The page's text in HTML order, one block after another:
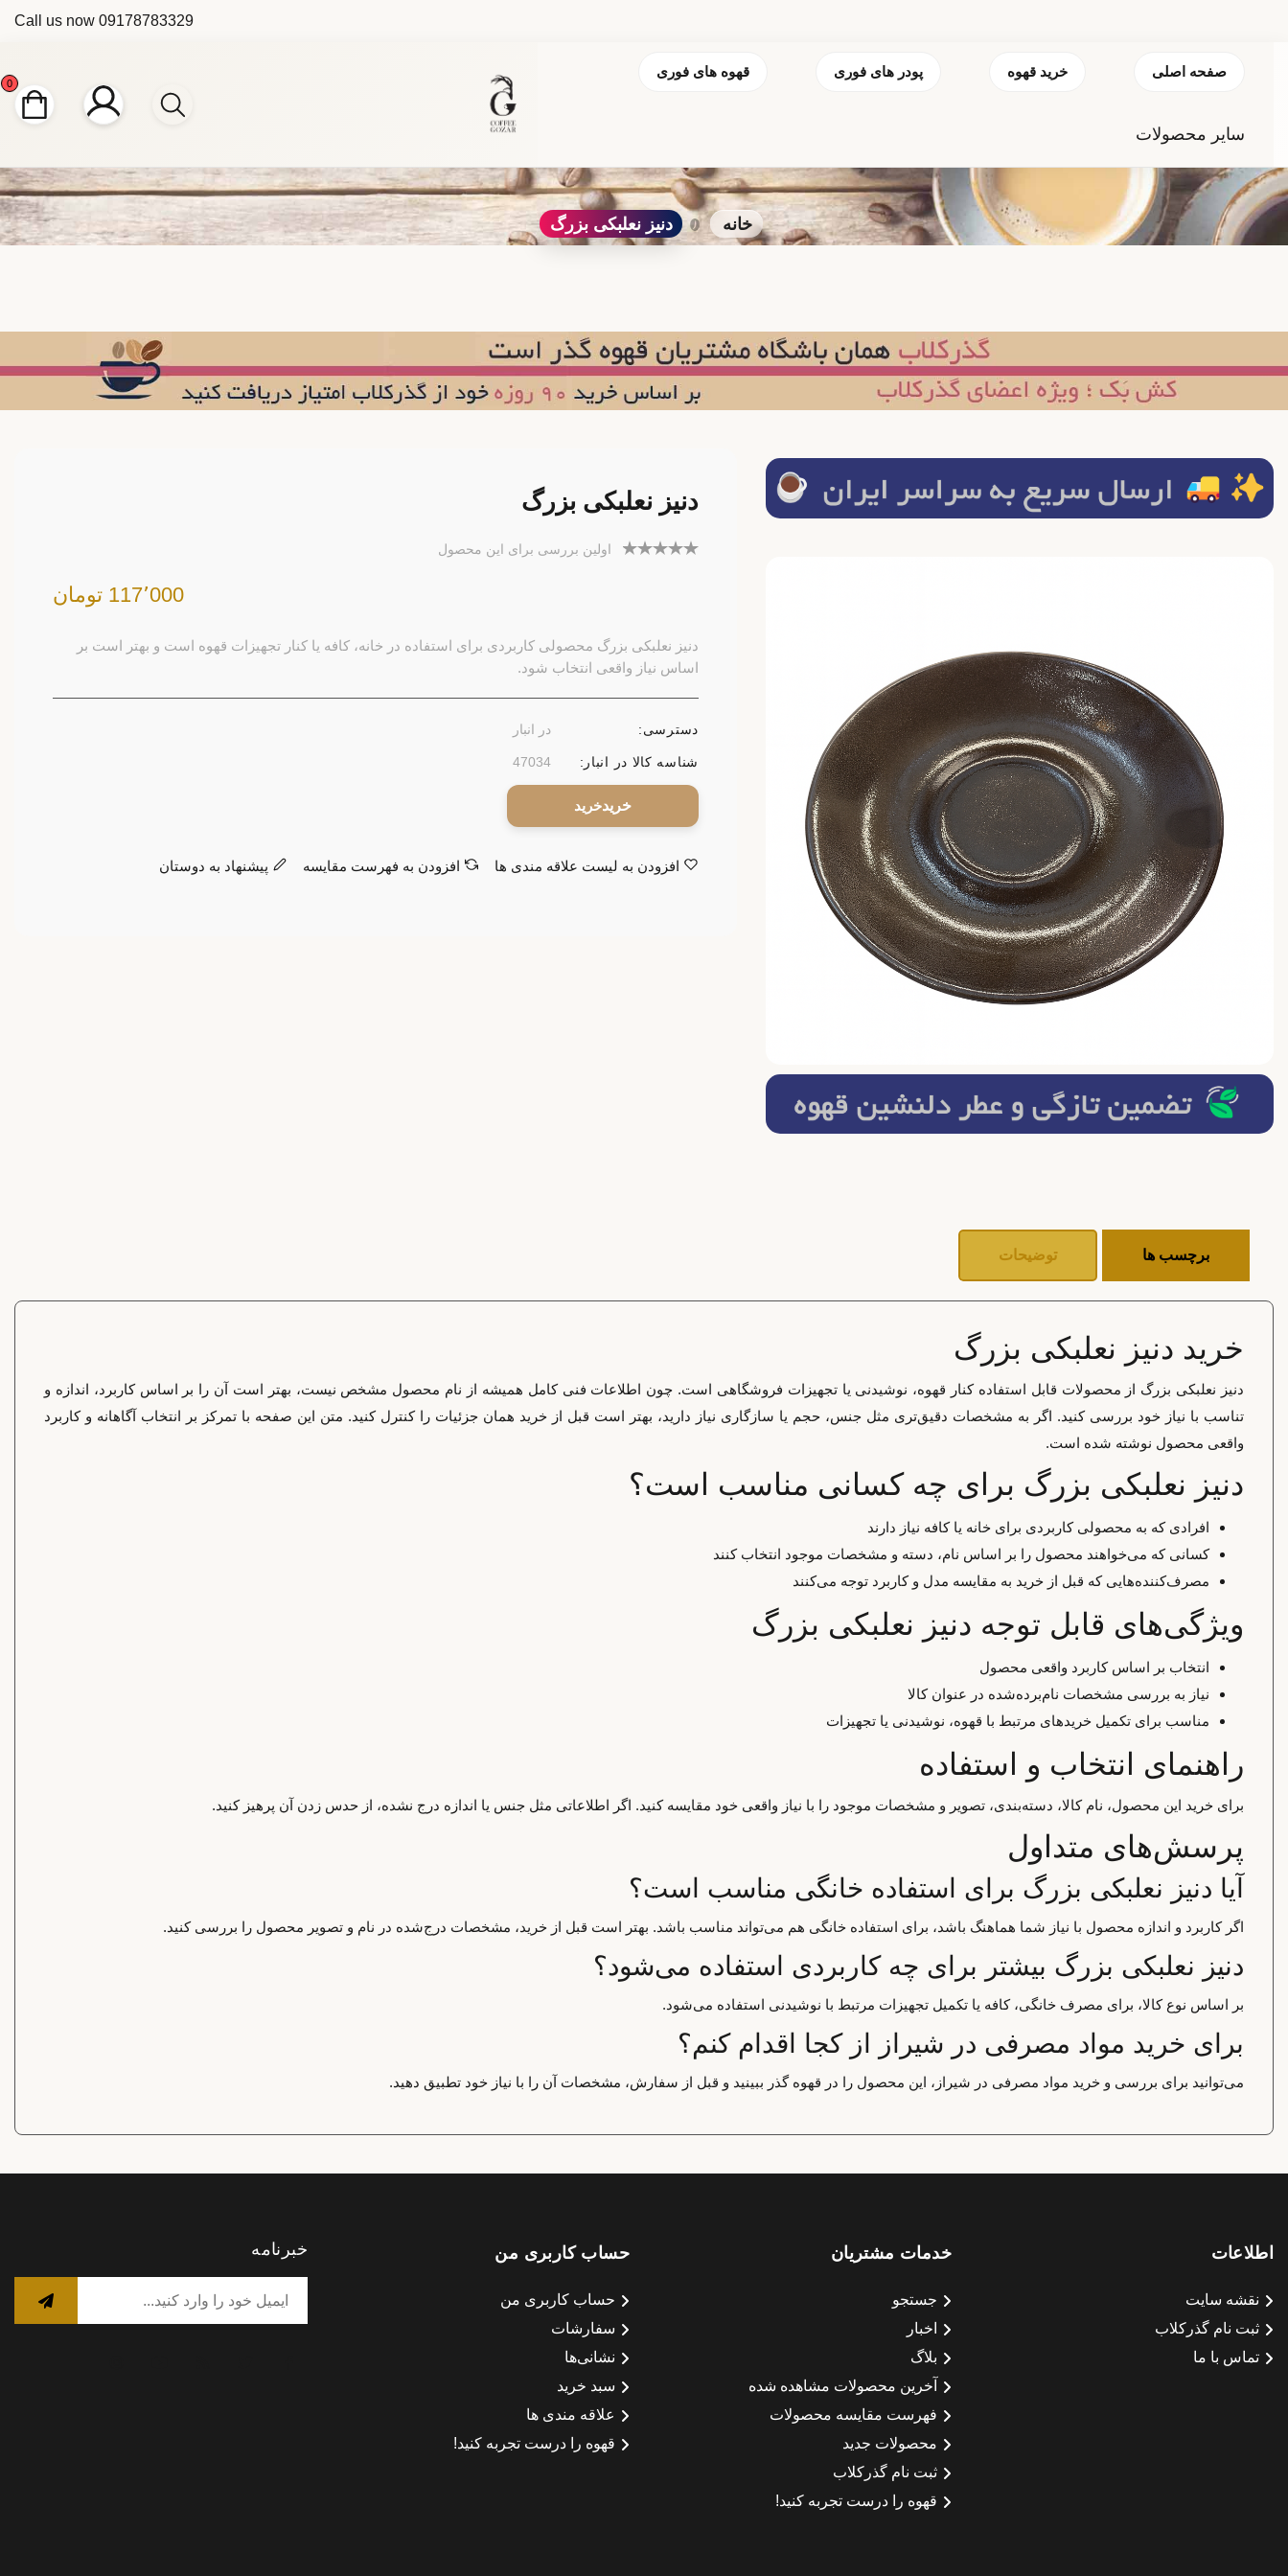
Call us now 09178783329
صفحه اصلی خرید قهوه پودر های فوری قهوه های فوری
سایر محصولات
0
خانه دنیز نعلبکی بزرگ
دنیز نعلبکی بزرگ
اولین بررسی برای این محصول
117٬000 تومان
دنیز نعلبکی بزرگ محصولی کاربردی برای استفاده در خانه، کافه یا کنار تجهیزات قهوه است و بهتر است بر
اساس نیاز واقعی انتخاب شود.
دسترسی: در انبار
شناسه کالا در انبار: 47034
خرید
افزودن به لیست علاقه مندی ها افزودن به فهرست مقایسه پیشنهاد به دوستان
توضیحات برچسب ها
خرید دنیز نعلبکی بزرگ
دنیز نعلبکی بزرگ از محصولات قابل استفاده کنار قهوه، نوشیدنی یا تجهیزات فروشگاهی است. چون اطلاعات فنی کامل همیشه از نام محصول مشخص نیست، بهتر است آن را بر اساس کاربرد، اندازه و
تناسب با نیاز خود بررسی کنید. اگر به مشخصات دقیق‌تری مثل جنس، حجم یا سازگاری نیاز دارید، بهتر است قبل از خرید همان جزئیات را کنترل کنید. متن این صفحه با تمرکز بر انتخاب آگاهانه و کاربرد
واقعی محصول نوشته شده است.
دنیز نعلبکی بزرگ برای چه کسانی مناسب است؟
افرادی که به محصولی کاربردی برای خانه یا کافه نیاز دارند
کسانی که می‌خواهند محصول را بر اساس نام، دسته و مشخصات موجود انتخاب کنند
مصرف‌کننده‌هایی که قبل از خرید به مقایسه مدل و کاربرد توجه می‌کنند
ویژگی‌های قابل توجه دنیز نعلبکی بزرگ
انتخاب بر اساس کاربرد واقعی محصول
نیاز به بررسی مشخصات نام‌برده‌شده در عنوان کالا
مناسب برای تکمیل خریدهای مرتبط با قهوه، نوشیدنی یا تجهیزات
راهنمای انتخاب و استفاده
برای خرید این محصول، نام کالا، دسته‌بندی، تصویر و مشخصات موجود را با نیاز واقعی خود مقایسه کنید. اگر اطلاعاتی مثل جنس یا اندازه درج نشده، از حدس زدن آن پرهیز کنید.
پرسش‌های متداول
آیا دنیز نعلبکی بزرگ برای استفاده خانگی مناسب است؟
اگر کاربرد و اندازه محصول با نیاز شما هماهنگ باشد، برای استفاده خانگی هم می‌تواند مناسب باشد. بهتر است قبل از خرید، مشخصات درج‌شده در نام و تصویر محصول را بررسی کنید.
دنیز نعلبکی بزرگ بیشتر برای چه کاربردی استفاده می‌شود؟
بر اساس نوع کالا، برای مصرف خانگی، کافه یا تکمیل تجهیزات مرتبط با نوشیدنی استفاده می‌شود.
برای خرید مواد مصرفی در شیراز از کجا اقدام کنم؟
می‌توانید برای بررسی و خرید مواد مصرفی در شیراز، این محصول را در قهوه گذر ببینید و قبل از سفارش، مشخصات آن را با نیاز خود تطبیق دهید.
اطلاعات
نقشه سایت
ثبت نام گذرکلاب
تماس با ما
خدمات مشتریان
جستجو
اخبار
بلاگ
آخرین محصولات مشاهده شده
فهرست مقایسه محصولات
محصولات جدید
ثبت نام گذرکلاب
قهوه را درست تجربه کنید!
حساب کاربری من
حساب کاربری من
سفارشات
نشانی‌ها
سبد خرید
علاقه مندی ها
قهوه را درست تجربه کنید!
خبرنامه